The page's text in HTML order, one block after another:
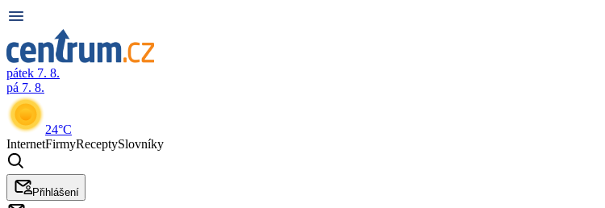
pátek 7. 8.
pá 7. 8.
24°C
InternetFirmyReceptySlovníky
Přihlášení